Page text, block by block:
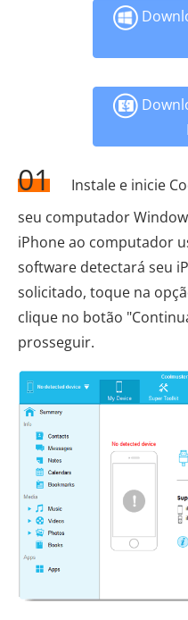
01
Instale e inicie
seu computador
iPhone ao computador
software detectará seu
solicitado, toque na
clique no botão
prosseguir.